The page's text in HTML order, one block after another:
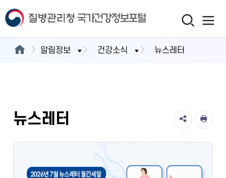
알림정보 건강소식 뉴스레터
뉴스레터